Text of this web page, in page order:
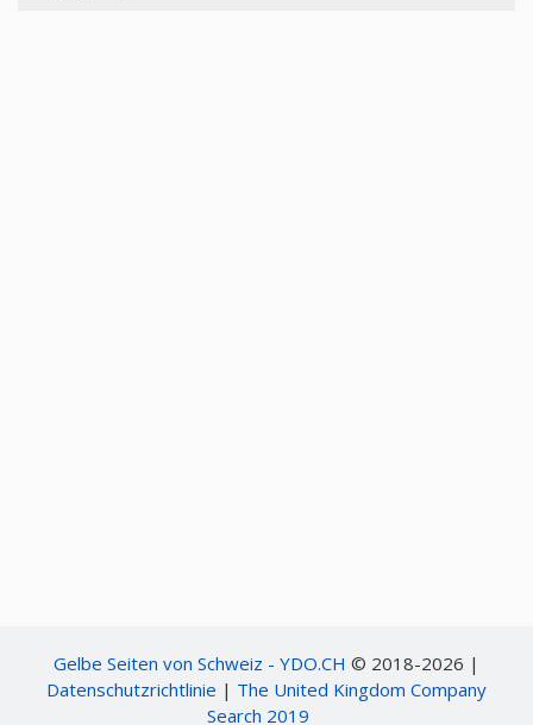
Gelbe Seiten von Schweiz - YDO.CH © 2018-2026 |
Datenschutzrichtlinie | The United Kingdom Company
Search 2019